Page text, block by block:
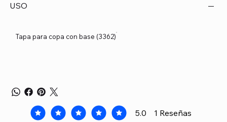
USO
Tapa para copa con base (3362)
5.0 1 Reseñas
la calificación promedio es 5 de 5, basada en 1